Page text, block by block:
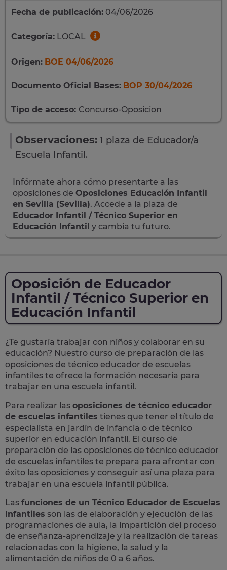
Fecha de publicación: 04/06/2026
Categoría: LOCAL
Origen: BOE 04/06/2026
Documento Oficial Bases: BOP 30/04/2026
Tipo de acceso: Concurso-Oposicion
Observaciones: 1 plaza de Educador/a
Escuela Infantil.
Infórmate ahora cómo presentarte a las
oposiciones de Oposiciones Educación Infantil
en Sevilla (Sevilla). Accede a la plaza de
Educador Infantil / Técnico Superior en
Educación Infantil y cambia tu futuro.
Oposición de Educador
Infantil / Técnico Superior en
Educación Infantil
¿Te gustaría trabajar con niños y colaborar en su
educación? Nuestro curso de preparación de las
oposiciones de técnico educador de escuelas
infantiles te ofrece la formación necesaria para
trabajar en una escuela infantil.
Para realizar las oposiciones de técnico educador
de escuelas infantiles tienes que tener el título de
especialista en jardín de infancia o de técnico
superior en educación infantil. El curso de
preparación de las oposiciones de técnico educador
de escuelas infantiles te prepara para afrontar con
éxito las oposiciones y conseguir así una plaza para
trabajar en una escuela infantil pública.
Las funciones de un Técnico Educador de Escuelas
Infantiles son las de elaboración y ejecución de las
programaciones de aula, la impartición del proceso
de enseñanza-aprendizaje y la realización de tareas
relacionadas con la higiene, la salud y la
alimentación de niños de 0 a 6 años.